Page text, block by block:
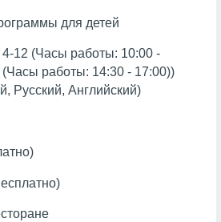
для детей
4-12 (Часы работы: 10:00 -
(Часы работы: 14:30 - 17:00))
Русский, Английский)